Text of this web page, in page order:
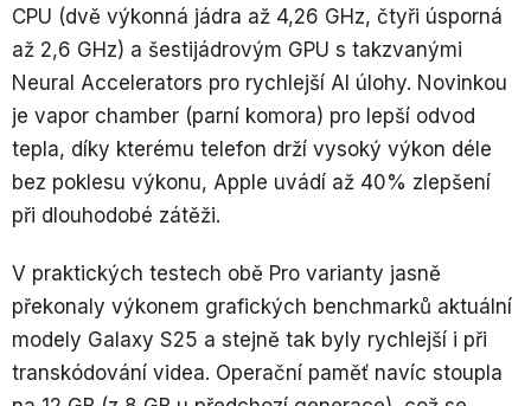
CPU (dvě výkonná jádra až 4,26 GHz, čtyři úsporná
až 2,6 GHz) a šestijádrovým GPU s takzvanými
Neural Accelerators pro rychlejší AI úlohy. Novinkou
je vapor chamber (parní komora) pro lepší odvod
tepla, díky kterému telefon drží vysoký výkon déle
bez poklesu výkonu, Apple uvádí až 40% zlepšení
při dlouhodobé zátěži.
V praktických testech obě Pro varianty jasně
překonaly výkonem grafických benchmarků aktuální
modely Galaxy S25 a stejně tak byly rychlejší i při
transkódování videa. Operační paměť navíc stoupla